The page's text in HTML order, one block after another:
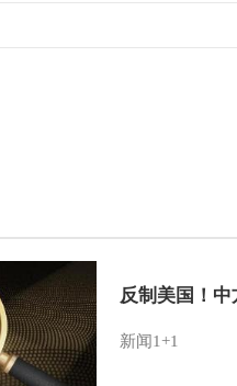
反制美国！
新闻1+1